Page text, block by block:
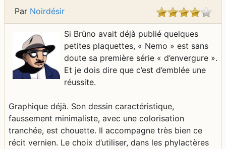
Par Noirdésir
Si Brüno avait déjà publié quelques
petites plaquettes, « Nemo » est sans
doute sa première série « d’envergure ».
Et je dois dire que c’est d’emblée une
réussite.
Graphique déjà. Son dessin caractéristique,
faussement minimaliste, avec une colorisation
tranchée, est chouette. Il accompagne très bien ce
récit vernien. Le choix d’utiliser, dans les phylactères